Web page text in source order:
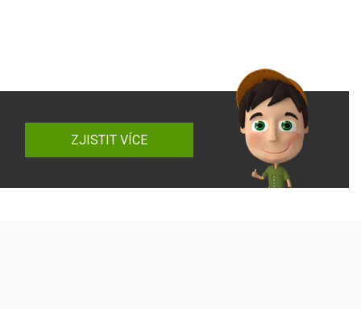
ZJISTIT VÍCE